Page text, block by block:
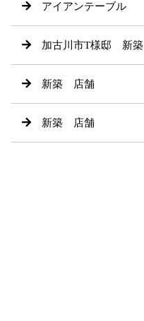
アイアンテーブル
加古川市T様邸 新築
新築 店舗
新築 店舗